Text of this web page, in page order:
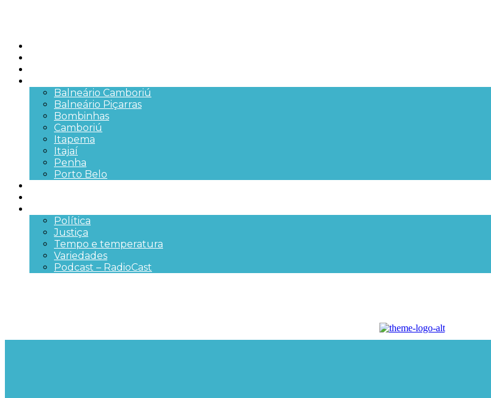
Balneário Camboriú
Balneário Piçarras
Bombinhas
Camboriú
Itapema
Itajaí
Penha
Porto Belo
Política
Justiça
Tempo e temperatura
Variedades
Podcast – RadioCast